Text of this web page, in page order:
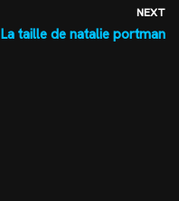
NEXT
La taille de natalie portman